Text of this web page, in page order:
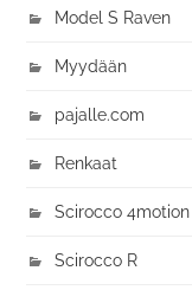
Model S Raven
Myydään
pajalle.com
Renkaat
Scirocco 4motion
Scirocco R